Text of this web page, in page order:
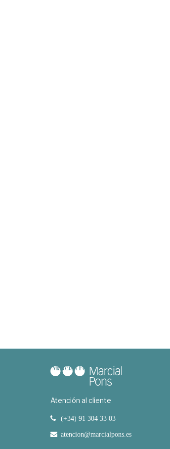
Atención al cliente
(+34) 91 304 33 03
atencion@marcialpons.es